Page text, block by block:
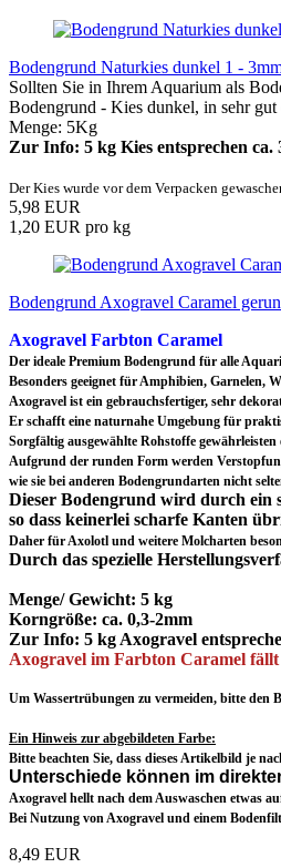
Bodengrund Naturkies dunkel 1 -
Sollten Sie in Ihrem Aquarium als
Bodengrund - Kies dunkel, in sehr
Menge: 5Kg
Zur Info: 5 kg Kies entsprechen ca.
Der Kies wurde vor dem Verpacken
5,98 EUR
1,20 EUR pro kg
Bodengrund Axogravel Caramel
Axogravel Farbton Caramel
Der ideale Premium Bodengrund für alle
Besonders geeignet für Amphibien, Garnelen,
Axogravel ist ein gebrauchsfertiger, sehr
Er schafft eine naturnahe Umgebung für
Sorgfältig ausgewählte Rohstoffe
Aufgrund der runden Form werden
wie sie bei anderen Bodengrundarten nicht
Dieser Bodengrund wird durch ein
so dass keinerlei scharfe Kanten
Daher für Axolotl und weitere Molcharten
Durch das spezielle
Menge/ Gewicht: 5 kg
Korngröße: ca. 0,3-2mm
Zur Info: 5 kg Axogravel
Axogravel im Farbton Caramel fällt
Um Wassertrübungen zu vermeiden, bitte
Ein Hinweis zur abgebildeten Farbe:
Bitte beachten Sie, dass dieses Artikelbild je
Unterschiede können im
Axogravel hellt nach dem Auswaschen etwas
Bei Nutzung von Axogravel und einem
8,49 EUR